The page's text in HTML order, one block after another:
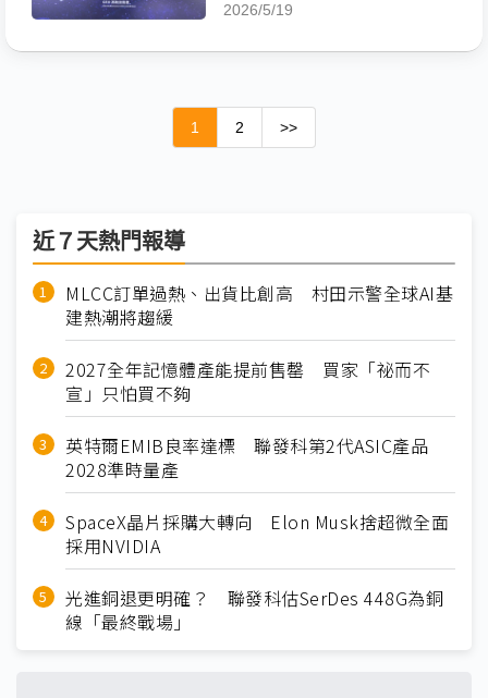
2026/5/19
1 2 >>
近７天熱門報導
MLCC訂單過熱、出貨比創高 村田示警全球AI基
建熱潮將趨緩
2027全年記憶體產能提前售罄 買家「祕而不
宣」只怕買不夠
英特爾EMIB良率達標 聯發科第2代ASIC產品
2028準時量產
SpaceX晶片採購大轉向 Elon Musk捨超微全面
採用NVIDIA
光進銅退更明確？ 聯發科估SerDes 448G為銅
線「最終戰場」